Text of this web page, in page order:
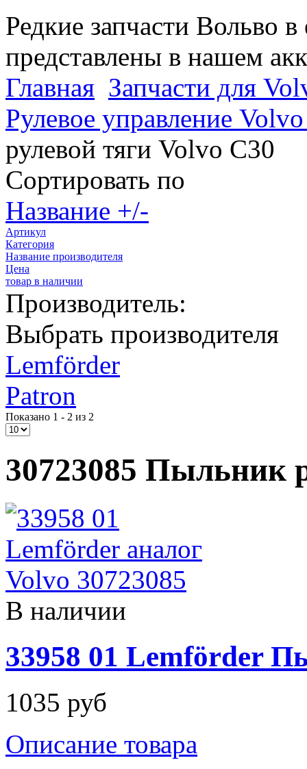
Редкие запчасти Вольво
представлены в нашем
Главная Запчасти для
Рулевое управление
рулевой тяги Volvo C30
Сортировать по
Название +/-
Артикул
Категория
Название производителя
Цена
товар в наличии
Производитель:
Выбрать производителя
Lemförder
Patron
Показано 1 - 2 из 2
30723085 Пыльник
В наличии
33958 01 Lemförder
1035 руб
Описание товара